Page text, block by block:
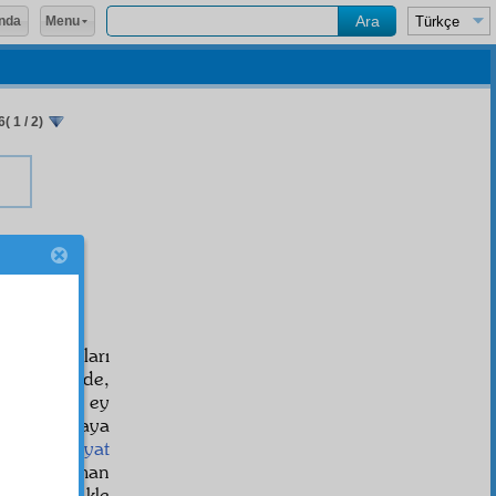
1 / 2)
kitapları
inde,
im, ey
Buraya
neşriyat
i, iman
Menu